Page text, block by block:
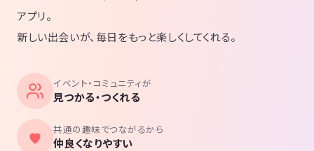
アプリ。
新しい出会いが、毎日をもっと楽しくしてくれる。
イベント・コミュニティが
見つかる・つくれる
共通の趣味でつながるから
仲良くなりやすい